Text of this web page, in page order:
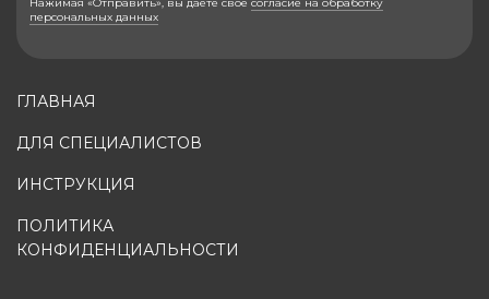
ГЛАВНАЯ
ДЛЯ СПЕЦИАЛИСТОВ
ИНСТРУКЦИЯ
ПОЛИТИКА
КОНФИДЕНЦИАЛЬНОСТИ
персональных данных